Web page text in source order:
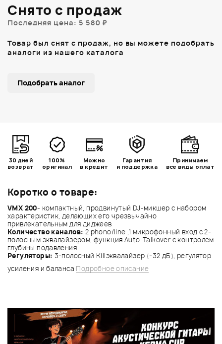
Коротко о товаре:
VMX 200- компактный, продвинутый DJ-микшер с набором
характеристик, делающих его чрезвычайно
привлекательным для диджеев
Количество каналов: 2 phono/line ,1 микрофонный вход с 2-
полосным эквалайзером, функция Auto-Talkover с контролем
глубины подавления
Регуляторы: 3-полосный Killэквалайзер (-32 дБ), регулятор
усиления и баланса Подробное описание
Снято с продаж
Последняя цена: 5 580 ₽
Товар был снят с продаж, но вы можете подобрать
аналоги из нашего каталога
Подобрать аналог
30 дней
возврат
100%
оригинал
Можно
в кредит
Гарантия
и поддержка
Принимаем
все виды оплат